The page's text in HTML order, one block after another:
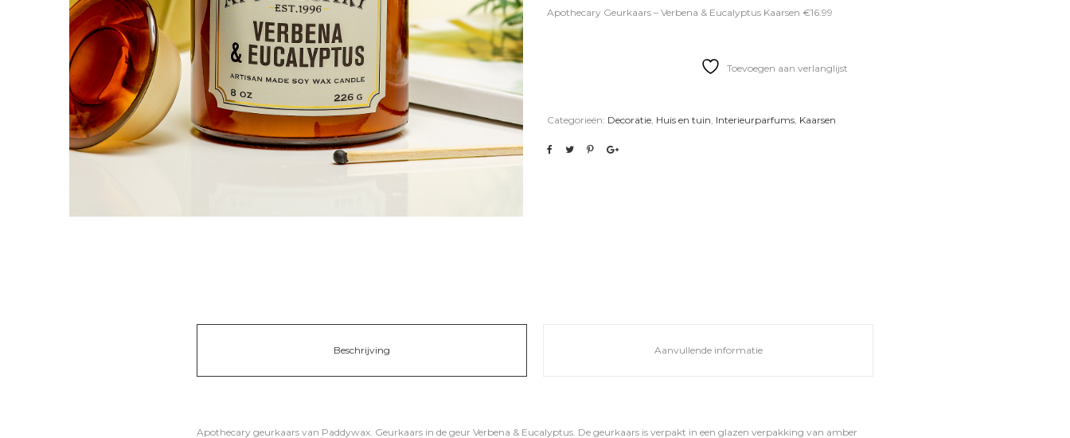
Apothecary Geurkaars – Verbena & Eucalyptus Kaarsen €16.99
Toevoegen aan verlanglijst
Categorieën: Decoratie, Huis en tuin, Interieurparfums, Kaarsen
Beschrijving Aanvullende informatie
Apothecary geurkaars van Paddywax. Geurkaars in de geur Verbena & Eucalyptus. De geurkaars is verpakt in een glazen verpakking van amber